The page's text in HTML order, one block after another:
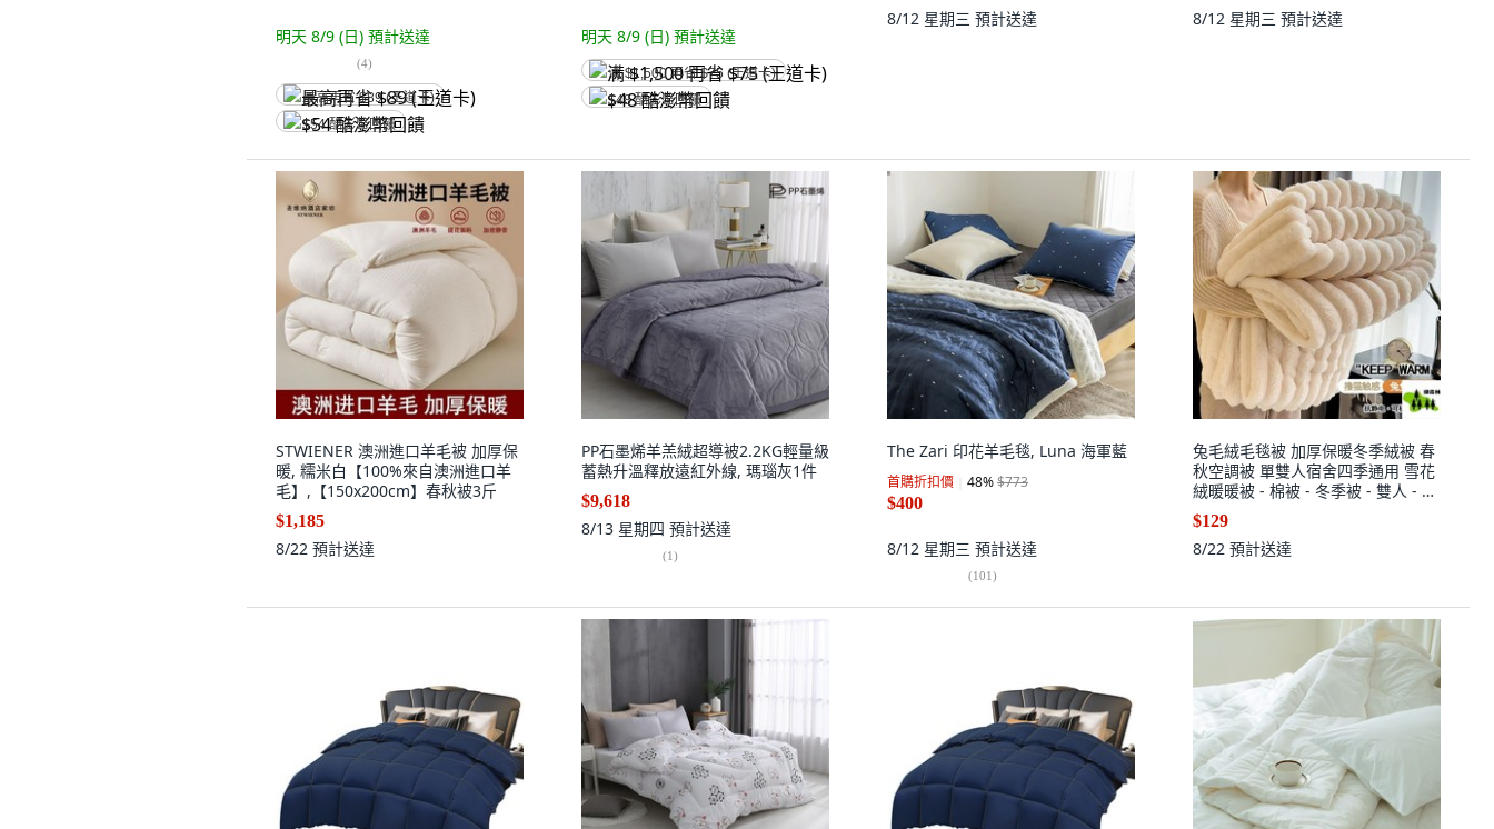
明天 8/9 (日) 預計送達
(4)
最高再省 $89 (王道卡)
$54 酷澎幣回饋
明天 8/9 (日) 預計送達
满 $1,500 再省 $75 (王道卡)
$48 酷澎幣回饋
8/12 星期三 預計送達 8/12 星期三 預計送達
STWIENER 澳洲進口羊毛被 加厚保
暖, 糯米白【100%來自澳洲進口羊
毛】,【150x200cm】春秋被3斤
$1,185
8/22 預計送達
PP石墨烯羊羔絨超導被2.2KG輕量級
蓄熱升溫釋放遠紅外線, 瑪瑙灰1件
$9,618
8/13 星期四 預計送達
(1)
The Zari 印花羊毛毯, Luna 海軍藍
首購折扣價 48%$773
$400
8/12 星期三 預計送達
(101)
兔毛絨毛毯被 加厚保暖冬季絨被 春
秋空調被 單雙人宿舍四季通用 雪花
絨暖暖被 - 棉被 - 冬季被 - 雙人 - 加
厚毛毯 - 法蘭絨 - 毛毯 - 毯, 太空灰
【加絨加厚細膩柔軟兔毛毯】,70cm
* 100cm
$129
8/22 預計送達